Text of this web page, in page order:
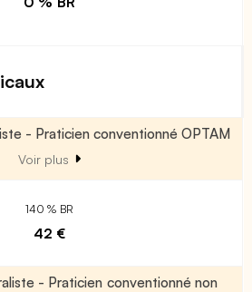
- Praticien conventionné OPTAM
Voir plus
140 % BR
42 €
- Praticien conventionné non